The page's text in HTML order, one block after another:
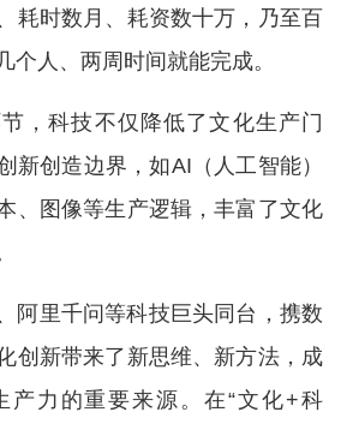
耗时数月、耗资数十万，乃至百
个人、两周时间就能完成。
，科技不仅降低了文化生产门
新创造边界，如AI（人工智能）
、图像等生产逻辑，丰富了文化
阿里千问等科技巨头同台，携数
创新带来了新思维、新方法，成
产力的重要来源。在“文化+科